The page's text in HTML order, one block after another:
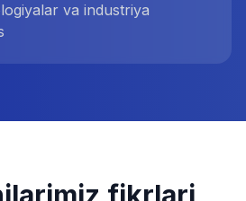
va industriya